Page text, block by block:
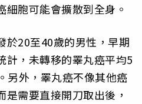
胞可能會擴散到全身。
於20至40歲的男性，早期
計，未轉移的睪丸癌平均5
另外，睪丸癌不像其他癌
需要直接開刀取出後，